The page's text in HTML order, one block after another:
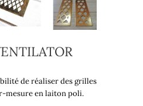
de réaliser des grilles
mesure en laiton poli.